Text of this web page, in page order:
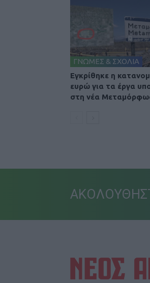
ΓΝΩΜΕΣ & ΣΧΟΛΙΑ
Εγκρίθηκε η
ευρώ για τα έργα
στη νέα